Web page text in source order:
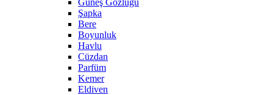
Güneş Gözlüğü
Şapka
Bere
Boyunluk
Havlu
Cüzdan
Parfüm
Kemer
Eldiven